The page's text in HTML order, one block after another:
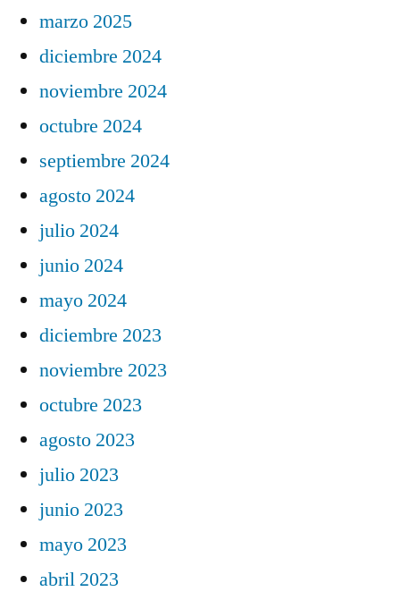
marzo 2025
diciembre 2024
noviembre 2024
octubre 2024
septiembre 2024
agosto 2024
julio 2024
junio 2024
mayo 2024
diciembre 2023
noviembre 2023
octubre 2023
agosto 2023
julio 2023
junio 2023
mayo 2023
abril 2023